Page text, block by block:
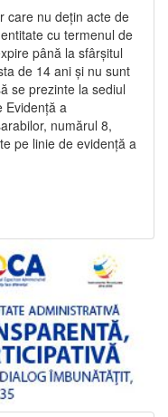
care nu dețin acte de
cu termenul de
până la sfârșitul
de 14 ani și nu sunt
se prezinte la sediul
Evidență a
numărul 8,
pe linie de evidență a